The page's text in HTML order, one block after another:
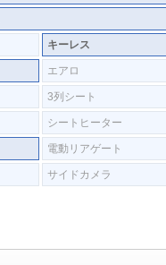
キーレス
エアロ
3列シート
シートヒーター
電動リアゲート
サイドカメラ